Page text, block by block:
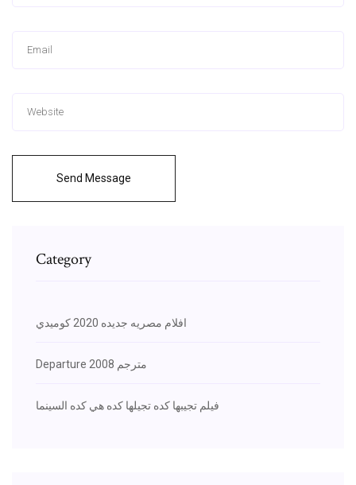
Send Message
Category
افلام مصريه جديده 2020 كوميدي
Departure 2008 مترجم
فيلم تجيبها كده تجيلها كده هي كده السينما